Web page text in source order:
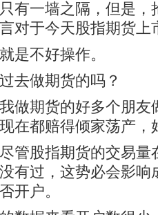
一墙之隔，但是，
对于今天股指期货上
不好操作。
做期货的吗？
期货的好多个朋友
在都赔得倾家荡产，
股指期货的交易量
有过，这势必会影响
开户。